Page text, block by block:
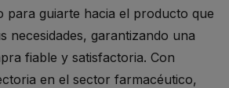
para guiarte hacia el producto que
necesidades, garantizando una
fiable y satisfactoria. Con
en el sector farmacéutico,